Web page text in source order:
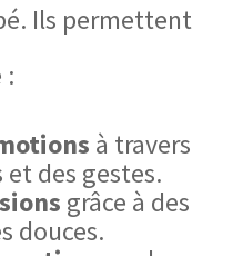
Ils permettent
:
à travers
et des gestes.
grâce à des
douces.